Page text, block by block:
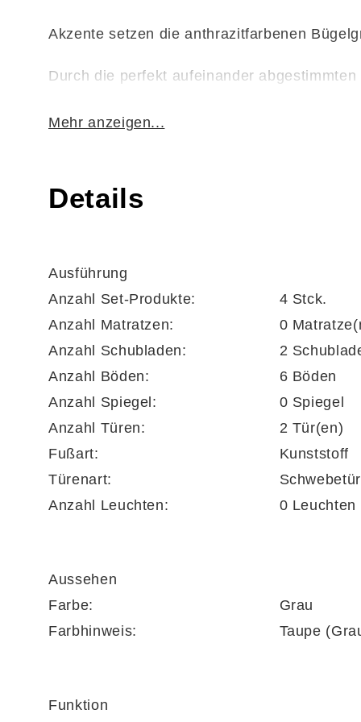
Akzente setzen die anthrazitfarbenen
Durch die perfekt aufeinander
Überblick:
Der zweitürige
Zu den funktionalen Highlights des
Einlegeböden,
die 23 mm stark und mit bis zu 25 kg
DasBettgestell 86238 bietet eine
Dank der vierfach höhenverstellbaren
Lattenrahmen und Matratzen sind nicht im
sind
dem komfortablen Selbsteinzug begeistern
Mehr anzeigen...
Details
Ausführung
Anzahl Set-Produkte:
4 Stck.
Anzahl Matratzen:
0
Anzahl Schubladen:
2
Anzahl Böden:
6 Böden
Anzahl Spiegel:
0 Spiegel
Anzahl Türen:
2 Tür(en)
Fußart:
Kunststoff
Türenart:
Schwebetür
Anzahl Leuchten:
0 Leuchten
Aussehen
Farbe:
Grau
Farbhinweis:
Taupe
Funktion